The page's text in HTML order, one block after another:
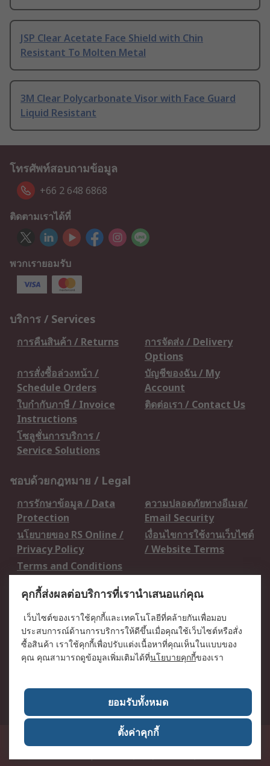
JSP Clear Acetate Face Shield with Chin
Resistant To Molten Metal
3M Clear Polycarbonate Visor with Face Guard
Liquid Resistant
โทรศัพท์สอบถามข้อมูล
+66 2 648 6868
ติดตามเราได้ที่
พวกเรายอมรับ
บริการ / Services
การคืนสินค้า / Returns
การจัดส่ง / Delivery
Options
การสั่งซื้อล่วงหน้า /
Schedule Orders
บัญชีของฉัน / My
Account
ใบกำกับภาษี / Invoice
Instructions
ติดต่อเรา / Contact Us
โซลูชั่นการบริการ /
Service Solutions
ชอบด้วยกฎหมาย / Legal
การรักษาข้อมูล / Data
Protection
ความปลอดภัยทางอีเมล/
Email Security
นโยบายของ RS Online /
Privacy Policy
เงื่อนไขการใช้งานเว็บไซต์
/ Website Terms
Terms and Conditions
เกี่ยวกับ RS / About RS
RS ทั่วโลก / RS
Worldwide
ข่าวประชาสัมพันธ์ / Press
Centre
บริษัทในเครือ RS /
วิธีการชำระเงิน /
เกี่ยวกับ RS / About RS
อาชีพที่ RS / Careers
50 GMM Grammy Place, 19th Floor, Unit 1901-1904, Sukhumvit 21 Road
(Asoke), Klongtoey Nua, Wattana, Bangkok, Thailand 10110RS
คุกกี้ส่งผลต่อบริการที่เรานำเสนอแก่คุณ
เว็บไซต์ของเราใช้คุกกี้และเทคโนโลยีที่คล้ายกันเพื่อมอบ
ประสบการณ์ด้านการบริการให้ดีขึ้นเมื่อคุณใช้เว็บไซต์หรือสั่ง
ซื้อสินค้า เราใช้คุกกี้เพื่อปรับแต่งเนื้อหาที่คุณเห็นในแบบของ
คุณ คุณสามารถดูข้อมูลเพิ่มเติมได้ที่นโยบายคุกกี้ของเรา
ยอมรับทั้งหมด
ตั้งค่าคุกกี้